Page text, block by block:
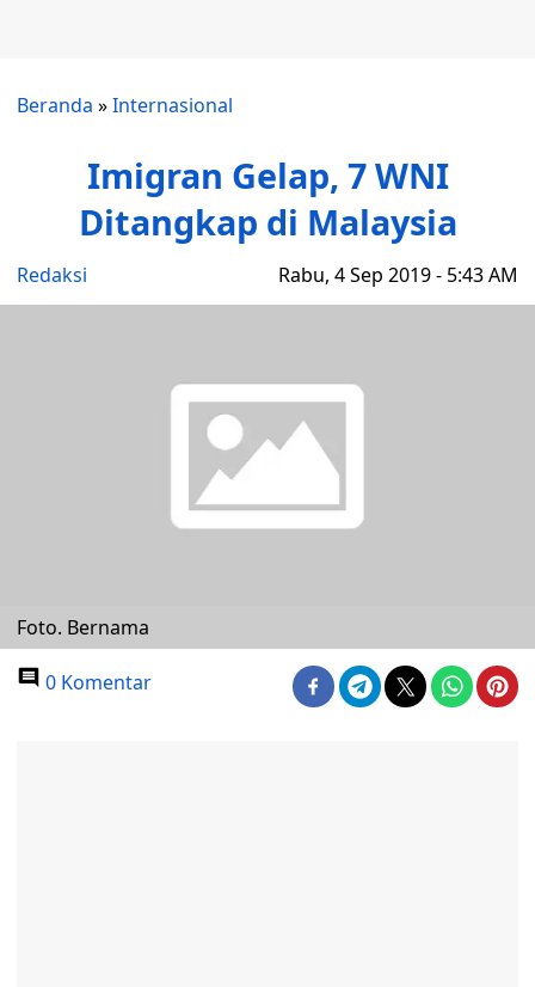
Beranda »Internasional
Imigran Gelap, 7 WNI
Ditangkap di Malaysia
Redaksi Rabu, 4 Sep 2019 - 5:43 AM
Foto. Bernama
0 Komentar